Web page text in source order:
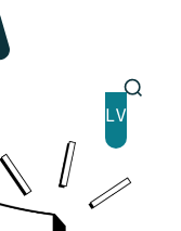
LV